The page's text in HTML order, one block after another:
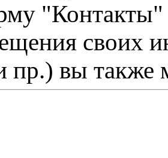
"Контакты"
своих
пр.) вы также